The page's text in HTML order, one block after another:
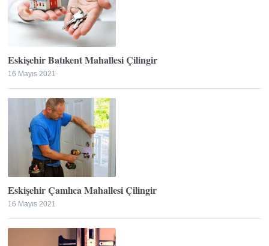
Eskişehir Batıkent Mahallesi Çilingir
16 Mayıs 2021
Eskişehir Çamlıca Mahallesi Çilingir
16 Mayıs 2021